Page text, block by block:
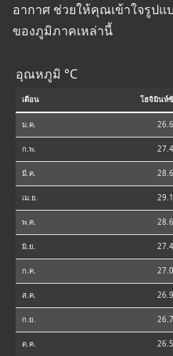
อากาศ ช่วยให้คุณเข้าใจรูป
ของภูมิภาคเหล่านี้
อุณหภูมิ °C
เดือน โฮจิมินห์
ม.ค.
ก.พ.
มี.ค.
เม.ย.
พ.ค.
มิ.ย.
ก.ค.
ส.ค.
ก.ย.
ต.ค.